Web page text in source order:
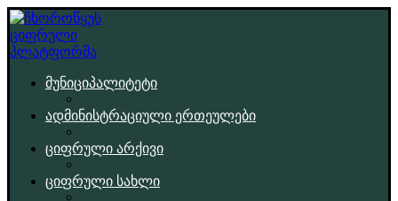
მუნიციპალიტეტი
ადმინისტრაციული ერთეულები
ციფრული არქივი
ციფრული სახლი